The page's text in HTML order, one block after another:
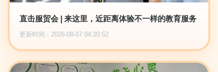
直击服贸会 | 来这里，近距离体验不一样的教育服务
更新时间：2026-08-07 04:20:52